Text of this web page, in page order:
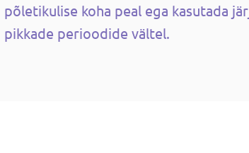
põletikulise koha peal ega kasutada
pikkade perioodide vältel.